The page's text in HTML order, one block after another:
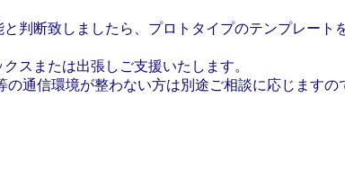
断致しましたら、プロトタイプのテンプレート
スまたは出張しご支援いたします。
通信環境が整わない方は別途ご相談に応じますの